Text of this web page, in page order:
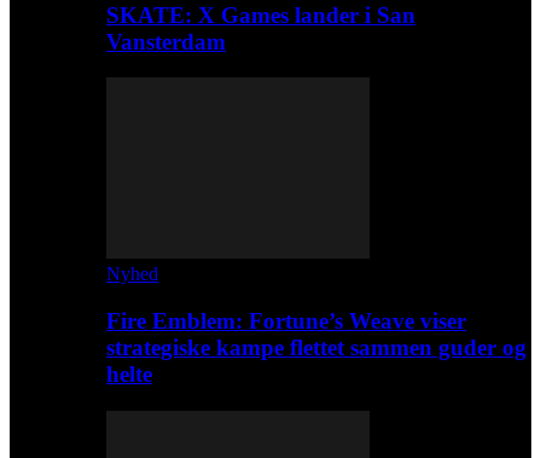
SKATE: X Games lander i San
Vansterdam
Nyhed
Fire Emblem: Fortune’s Weave viser
strategiske kampe flettet sammen guder og
helte